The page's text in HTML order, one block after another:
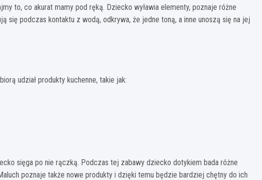
to, co akurat mamy pod ręką. Dziecko wyławia elementy, poznaje różne
się podczas kontaktu z wodą, odkrywa, że jedne toną, a inne unoszą się na jej
udział produkty kuchenne, takie jak:
sięga po nie rączką. Podczas tej zabawy dziecko dotykiem bada różne
poznaje także nowe produkty i dzięki temu będzie bardziej chętny do ich